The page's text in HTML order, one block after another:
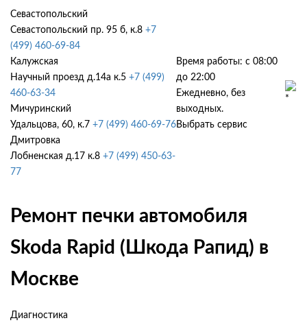
Севастопольский
Севастопольский пр. 95 б, к.8 +7
(499) 460-69-84
Калужская
Научный проезд д.14а к.5 +7 (499)
460-63-34
Мичуринский
Удальцова, 60, к.7 +7 (499) 460-69-76
Дмитровка
Лобненская д.17 к.8 +7 (499) 450-63-
77
Время работы: с 08:00
до 22:00
Ежедневно, без
выходных.
Выбрать сервис
Ремонт печки автомобиля
Skoda Rapid (Шкода Рапид) в
Москве
Диагностика